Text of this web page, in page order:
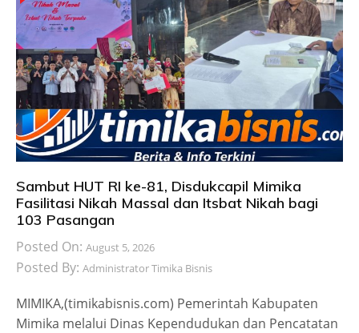
Sambut HUT RI ke-81, Disdukcapil Mimika
Fasilitasi Nikah Massal dan Itsbat Nikah bagi
103 Pasangan
Posted On: August 5, 2026
Posted By: Administrator Timika Bisnis
MIMIKA,(timikabisnis.com) Pemerintah Kabupaten
Mimika melalui Dinas Kependudukan dan Pencatatan